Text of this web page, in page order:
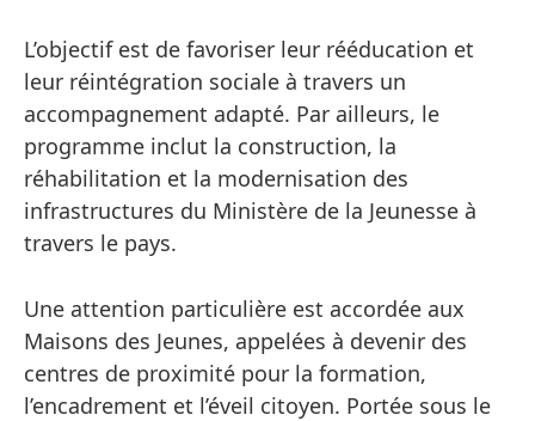
L’objectif est de favoriser leur rééducation et
leur réintégration sociale à travers un
accompagnement adapté. Par ailleurs, le
programme inclut la construction, la
réhabilitation et la modernisation des
infrastructures du Ministère de la Jeunesse à
travers le pays.
Une attention particulière est accordée aux
Maisons des Jeunes, appelées à devenir des
centres de proximité pour la formation,
l’encadrement et l’éveil citoyen. Portée sous le